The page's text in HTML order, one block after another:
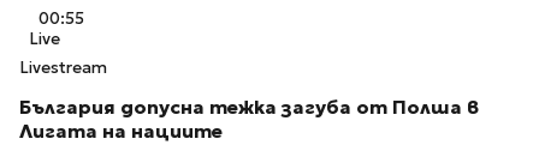
00:55
Live
Livestream
България допусна тежка загуба от Полша в
Лигата на нациите